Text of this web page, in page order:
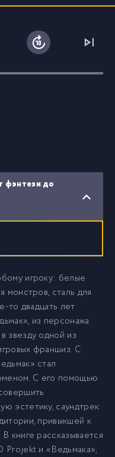
фэнтези до
игроку: белые
монстров, сталь для
то двадцать лет
из персонажа
звезду одной из
франшиз. С
стал
С его помощью
эстетику, саундтрек
привыкшей к
книге рассказывается
Projekt и «Ведьмака»,